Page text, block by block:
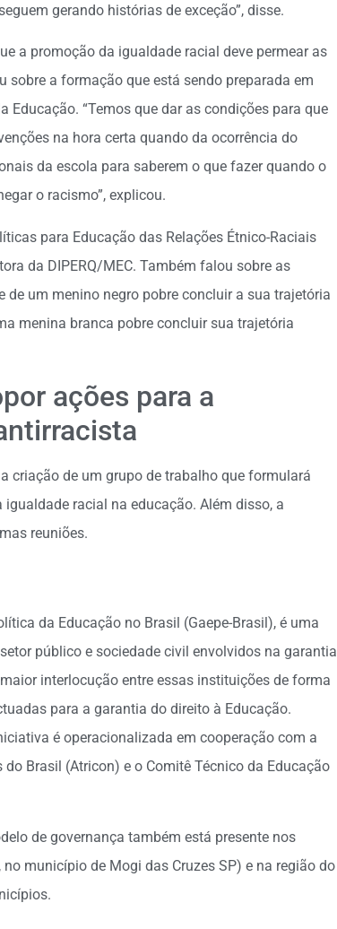
gerando histórias de exceção”, disse.
a promoção da igualdade racial deve permear as
a formação que está sendo preparada em
“Temos que dar as condições para que
na hora certa quando da ocorrência do
da escola para saberem o que fazer quando o
o racismo”, explicou.
para Educação das Relações Étnico-Raciais
da DIPERQ/MEC. Também falou sobre as
de um menino negro pobre concluir a sua trajetória
menina branca pobre concluir sua trajetória
ações para a
criação de um grupo de trabalho que formulará
racial na educação. Além disso, a
reuniões.
da Educação no Brasil (Gaepe-Brasil), é uma
público e sociedade civil envolvidos na garantia
interlocução entre essas instituições de forma
para a garantia do direito à Educação.
é operacionalizada em cooperação com a
Brasil (Atricon) e o Comitê Técnico da Educação
de governança também está presente nos
município de Mogi das Cruzes SP) e na região do